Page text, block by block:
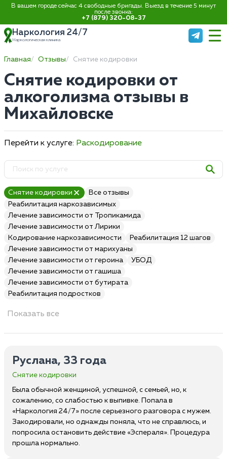
В вашем городе сейчас 4 свободные бригады. Выезд в течение 5 минут
после звонка:
+7 (879) 320-08-37
Наркология 24/7
Наркологическая клиника
Главная Отзывы Снятие кодировки
Снятие кодировки от
алкоголизма отзывы в
Михайловске
Перейти к услуге: Раскодирование
Снятие кодировки
Все отзывы
Реабилитация наркозависимых
Лечение зависимости от Тропикамида
Лечение зависимости от Лирики
Кодирование наркозависимости
Реабилитация 12 шагов
Лечение зависимости от марихуаны
Лечение зависимости от героина
УБОД
Лечение зависимости от гашиша
Лечение зависимости от бутирата
Реабилитация подростков
Показать все
Руслана, 33 года
Снятие кодировки
Была обычной женщиной, успешной, с семьей, но, к
сожалению, со слабостью к выпивке. Попала в
«Наркология 24/7» после серьезного разговора с мужем.
Закодировали, но однажды поняла, что не справлюсь, и
попросила остановить действие «Эспераля». Процедура
прошла нормально.